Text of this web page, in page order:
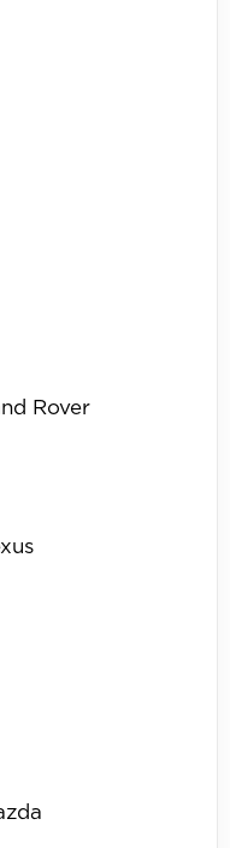
Rover